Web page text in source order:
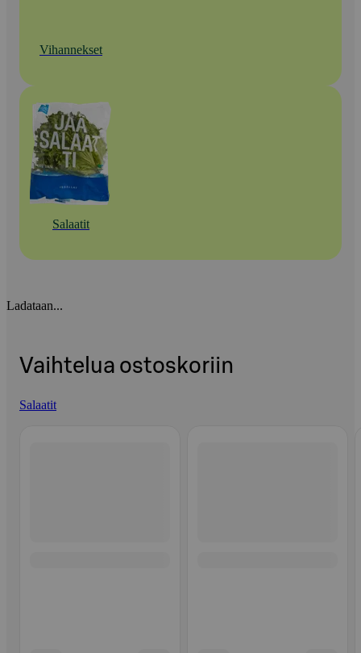
Vihannekset
Salaatit
Ladataan...
Vaihtelua ostoskoriin
Salaatit